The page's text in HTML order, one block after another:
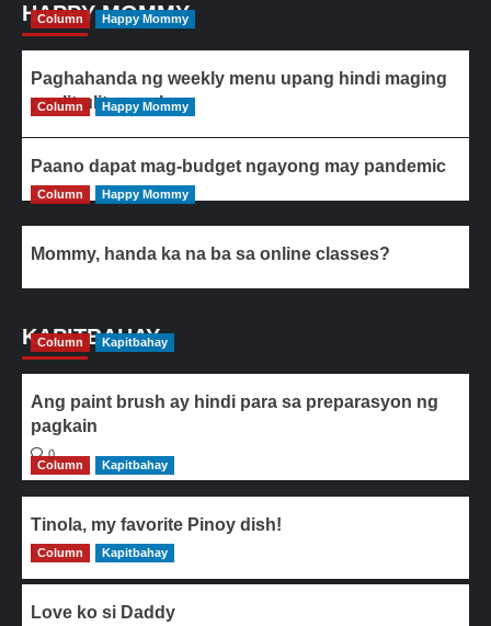
HAPPY MOMMY
Column Happy Mommy
Paghahanda ng weekly menu upang hindi maging
paulit-ulit ang ulam
Column Happy Mommy
Paano dapat mag-budget ngayong may pandemic
Column Happy Mommy
Mommy, handa ka na ba sa online classes?
KAPITBAHAY
Column Kapitbahay
Ang paint brush ay hindi para sa preparasyon ng
pagkain
0
Column
Kapitbahay
Tinola, my favorite Pinoy dish!
0
Column Kapitbahay
Love ko si Daddy